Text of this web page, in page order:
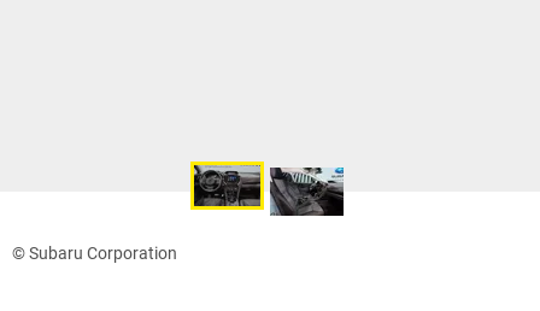
© Subaru Corporation